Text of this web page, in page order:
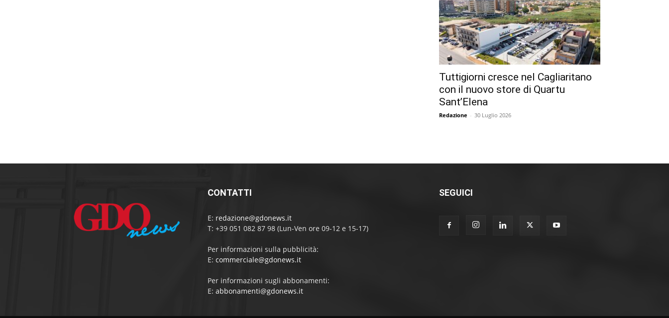
Tuttigiorni cresce nel Cagliaritano
con il nuovo store di Quartu
Sant’Elena
Redazione - 30 Luglio 2026
CONTATTI
E: redazione@gdonews.it
T: +39 051 082 87 98 (Lun-Ven ore 09-12 e 15-17)
Per informazioni sulla pubblicità:
E: commerciale@gdonews.it
Per informazioni sugli abbonamenti:
E: abbonamenti@gdonews.it
SEGUICI